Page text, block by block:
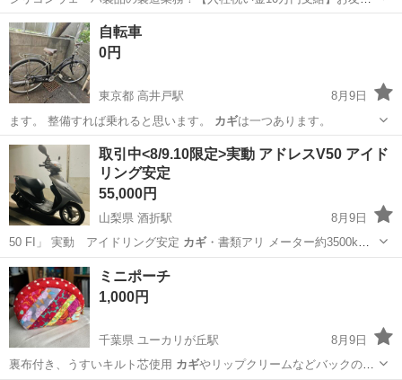
やカップルとの応募OK◎年間休日129日＆休出なしでプライベート充
実♪業務はクリーンルームで快適作業◎自社正社員登用制度あり★1食
300円～の格安食堂あり！《佐...
佐賀 伊万里市 東山代駅
自転車
0円
東京都 高井戸駅
8月9日
ます。 整備すれば乗れると思います。 カギは一つあります。
東京 杉並区 高井戸駅 自転車
取引中<8/9.10限定>実動 アドレスV50 アイド
リング安定
55,000円
山梨県 酒折駅
8月9日
50 FI」 実動 アイドリング安定 カギ・書類アリ メーター約3500km
4…山梨 甲府市 酒折駅
ミニポーチ
1,000円
千葉県 ユーカリが丘駅
8月9日
裏布付き、うすいキルト芯使用 カギやリップクリームなどバックの中